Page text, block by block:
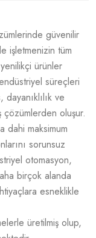
güvenilir
işletmenizin tüm
ürünler
süreçleri
ve
çözümlerden oluşur.
dahi maksimum
sorunsuz
otomasyon,
birçok alanda
esneklikle
üretilmiş olup,